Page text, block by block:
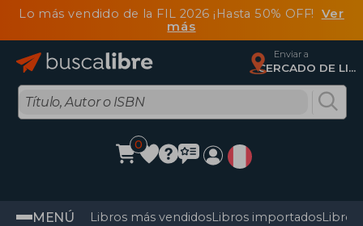
Lo más vendido de la FIL 2026 ¡Hasta 50% OFF! Ver
más
Enviar a
CERCADO DE LIMA, Lima
0
MENÚ Libros más vendidosLibros importadosLibros